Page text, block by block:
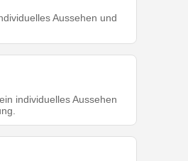
Aussehen und
individuelles Aussehen